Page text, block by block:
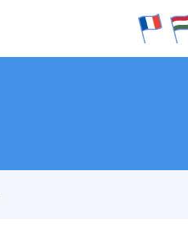
French